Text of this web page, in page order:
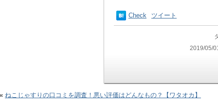
Check ツイート
2019/05/
« ねこじゃすりの口コミを調査！悪い評価はどんなもの？【ワタオカ】